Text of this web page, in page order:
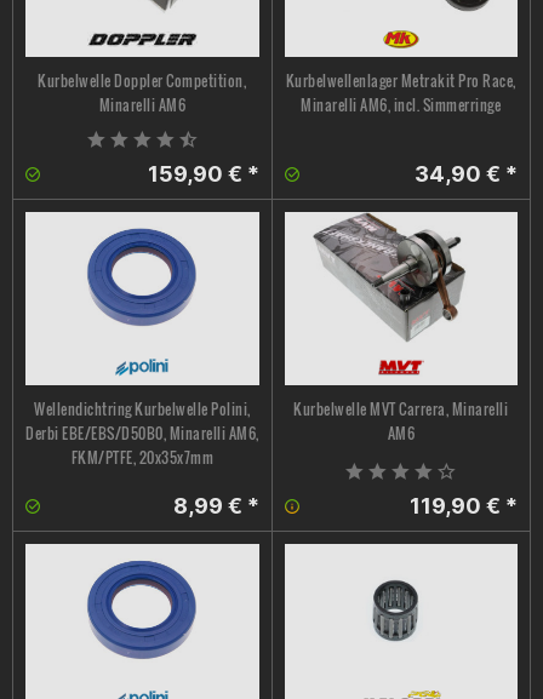
Kurbelwelle Doppler Competition,
Minarelli AM6
159,90 € *
Kurbelwellenlager Metrakit Pro Race,
Minarelli AM6, incl. Simmerringe
34,90 € *
Wellendichtring Kurbelwelle Polini,
Derbi EBE/EBS/D50B0, Minarelli AM6,
FKM/PTFE, 20x35x7mm
8,99 € *
Kurbelwelle MVT Carrera, Minarelli
AM6
119,90 € *